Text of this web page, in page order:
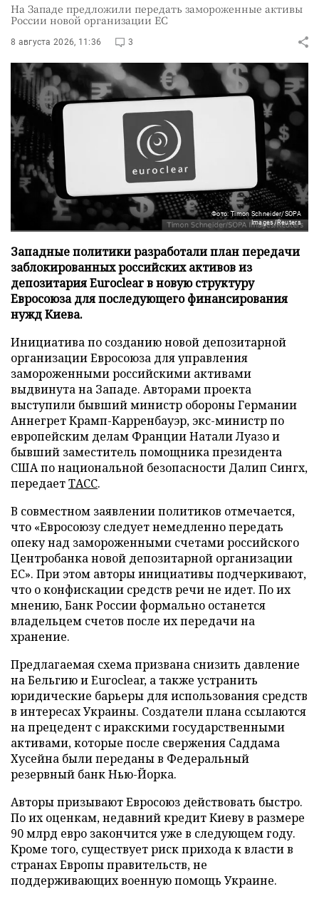
На Западе предложили передать замороженные активы
России новой организации ЕС
8 августа 2026, 11:36 3
Фото: Timon Schneider/SOPA
Images/Reuters
Западные политики разработали план передачи
заблокированных российских активов из
депозитария Euroclear в новую структуру
Евросоюза для последующего финансирования
нужд Киева.
Инициатива по созданию новой депозитарной
организации Евросоюза для управления
замороженными российскими активами
выдвинута на Западе. Авторами проекта
выступили бывший министр обороны Германии
Аннегрет Крамп-Карренбауэр, экс-министр по
европейским делам Франции Натали Луазо и
бывший заместитель помощника президента
США по национальной безопасности Далип Сингх,
передаетТАСС.
В совместном заявлении политиков отмечается,
что «Евросоюзу следует немедленно передать
опеку над замороженными счетами российского
Центробанка новой депозитарной организации
ЕС». При этом авторы инициативы подчеркивают,
что о конфискации средств речи не идет. По их
мнению, Банк России формально останется
владельцем счетов после их передачи на
хранение.
Предлагаемая схема призвана снизить давление
на Бельгию и Euroclear, а также устранить
юридические барьеры для использования средств
в интересах Украины. Создатели плана ссылаются
на прецедент с иракскими государственными
активами, которые после свержения Саддама
Хусейна были переданы в Федеральный
резервный банк Нью-Йорка.
Авторы призывают Евросоюз действовать быстро.
По их оценкам, недавний кредит Киеву в размере
90 млрд евро закончится уже в следующем году.
Кроме того, существует риск прихода к власти в
странах Европы правительств, не
поддерживающих военную помощь Украине.